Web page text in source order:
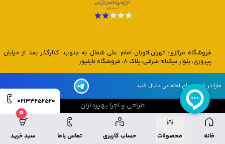
خانه محصولات حساب کاربری تماس باما
0
سبد خرید
02133252520
فروشگاه مرکزی: تهران،اتوبان امام علی شمال به جنوب، کنارگذر بعد از خیابان
پیروزی، بلوار نیکنام شرقی، پلاک 8، فروشگاه تایلیور
مارا در شبکه های اجتماعی دنبال کنید
طراحی و اجرا بهپردازان
طراحی و اجرا بهپردازان